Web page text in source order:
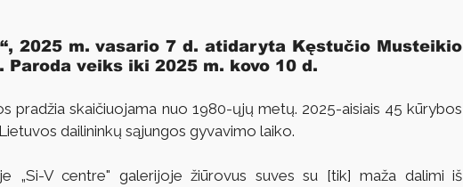
2025 m. vasario 7 d. atidaryta Kęstučio Musteikio
Paroda veiks iki 2025 m. kovo 10 d.
pradžia skaičiuojama nuo 1980-ųjų metų. 2025-aisiais 45 kūrybos
dailininkų sąjungos gyvavimo laiko.
„Si-V centre" galerijoje žiūrovus suves su [tik] maža dalimi iš